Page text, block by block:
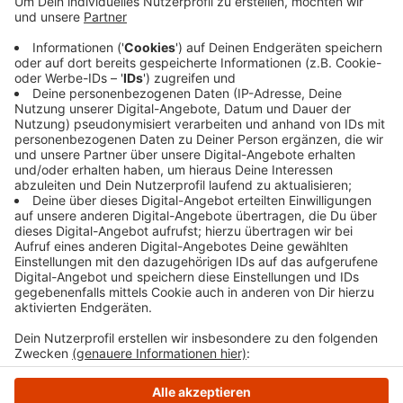
schätzt den Schaden auf ein paar 10.000 Euro.
Sowohl der Mann aus Wetter als auch die
Bochumerin haben sich bei dem Unfall verletzt.
Rettungskräfte haben beide in Krankenhäuser
gebracht.
Veröffentlicht:Dienstag, 19.05.2026 11:00
Anzeige
Anzeige